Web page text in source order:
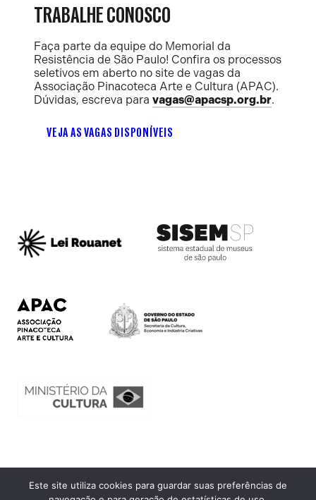
TRABALHE CONOSCO
Faça parte da equipe do Memorial da
Resistência de São Paulo! Confira os processos
seletivos em aberto no site de vagas da
Associação Pinacoteca Arte e Cultura (APAC).
Dúvidas, escreva para vagas@apacsp.org.br.
VEJA AS VAGAS DISPONÍVEIS
Ouvidoria
Este site utiliza cookies para guardar suas preferências de